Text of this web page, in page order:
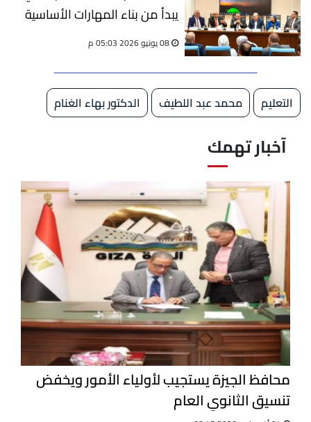
يبدأ من بناء المهارات الأساسية
للطلاب
08 يونيو 2026 05:03 م
التعليم محمد عبد اللطيف الدكتور بهاء الغنام
آخبار تهمك
محافظ الجيزة يستجيب لأولياء الأمور ويخفض
تنسيق الثانوي العام